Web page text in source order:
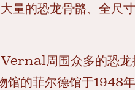
量的恐龙骨骼、全尺
周围众多的恐
的菲尔德馆于1948